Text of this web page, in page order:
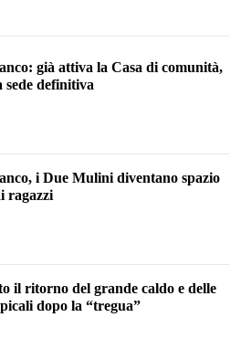
già attiva la Casa di comunità,
sede definitiva
i Due Mulini diventano spazio
ragazzi
il ritorno del grande caldo e delle
dopo la “tregua”